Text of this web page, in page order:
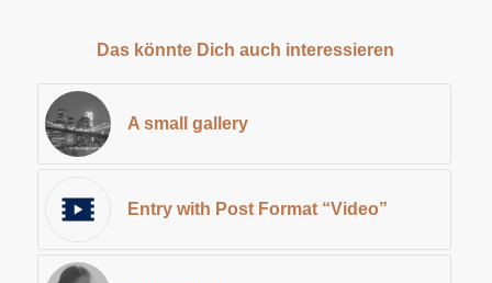
Das könnte Dich auch interessieren
A small gallery
Entry with Post Format “Video”